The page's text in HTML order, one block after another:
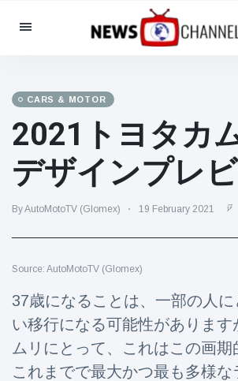
Categories
Social & Fun
Cinema & TV
(81)
(237)
Celebrities
(13938)
Fashion & Beauty
(122)
Lifestyle & Docutainment
(121)
Health & Fitness
(73)
Travel & Adventure
CARS & MOTOR
2021トヨタカ
デザインプレ
By AutoMotoTV (Glomex) 19 February 2021
Source: AutoMotoTV (Glomex)
37歳になることは、一部の人に
い移行になる可能性があります
ムリにとって、これはこの画期
これまでで最大かつ最も多様な